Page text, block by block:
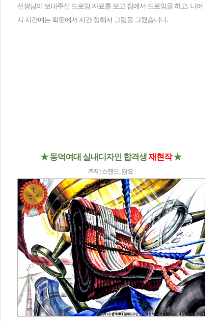
선생님이 보내주신 드로잉 자료를 보고 집에서 드로잉을 하고, 나머
지 시간에는 학원에서 시간 정해서 그림을 그렸습니다.
★ 동덕여대 실내디자인 합격생재현작★
주제: 스탠드, 담요